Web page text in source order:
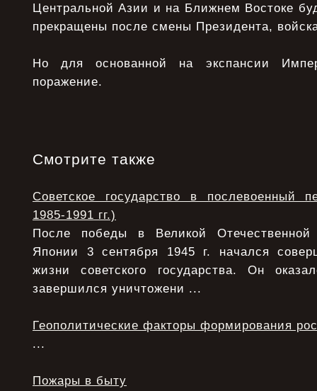
Центральной Азии и на Ближнем Востоке
прекращены после смены Президента,
Но для основанной на экспансии
поражение.
Смотрите также
Советское государство в послевоенный
1985-1991 гг.)
После победы в Великой
Японии 3 сентября 1945 г. начался
жизни советского государства. Он
завершился уничтожени ...
Геополитические факторы формирования
...
Пожары в быту